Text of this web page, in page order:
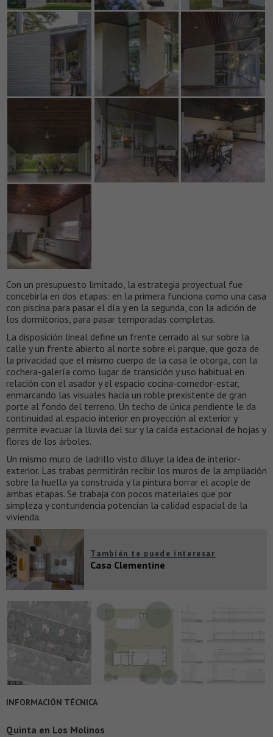
Con un presupuesto limitado, la estrategia proyectual fue
concebirla en dos etapas: en la primera funciona como una casa
con piscina para pasar el día y en la segunda, con la adición de
los dormitorios, para pasar temporadas completas.
La disposición lineal define un frente cerrado al sur sobre la
calle y un frente abierto al norte sobre el parque, que goza de
la privacidad que el mismo cuerpo de la casa le otorga, con la
cochera-galería como lugar de transición y uso habitual en
relación con el asador y el espacio cocina-comedor-estar,
enmarcando las visuales hacia un roble prexistente de gran
porte al fondo del terreno. Un techo de única pendiente le da
continuidad al espacio interior en proyección al exterior y
permite evacuar la lluvia del sur y la caída estacional de hojas y
flores de los árboles.
Un mismo muro de ladrillo visto diluye la idea de interior-
exterior. Las trabas permitirán recibir los muros de la ampliación
sobre la huella ya construida y la pintura borrar el acople de
ambas etapas. Se trabaja con pocos materiales que por
simpleza y contundencia potencian la calidad espacial de la
vivienda.
También te puede interesar
Casa Clementine
INFORMACIÓN TÉCNICA
Quinta en Los Molinos